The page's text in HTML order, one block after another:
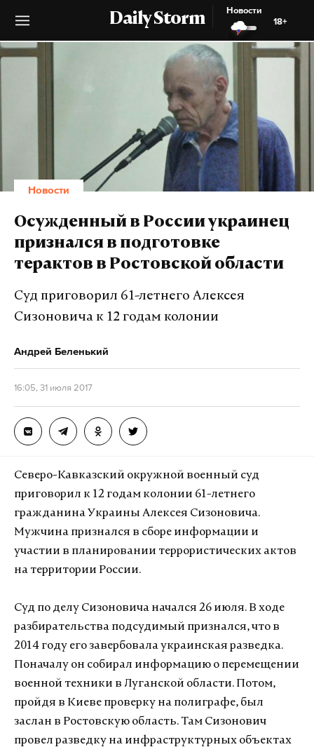
Daily Storm
Новости
18+
Новости
Осужденный в России украинец
признался в подготовке
терактов в Ростовской области
Суд приговорил 61-летнего Алексея
Сизоновича к 12 годам колонии
Андрей Беленький
16:05, 31 июля 2017
Северо-Кавказский окружной военный суд
приговорил к 12 годам колонии 61-летнего
гражданина Украины Алексея Сизоновича.
Мужчина признался в сборе информации и
участии в планировании террористических актов
на территории России.
Суд по делу Сизоновича начался 26 июля. В ходе
разбирательства подсудимый признался, что в
2014 году его завербовала украинская разведка.
Поначалу он собирал информацию о перемещении
военной техники в Луганской области. Потом,
пройдя в Киеве проверку на полиграфе, был
заслан в Ростовскую область. Там Сизонович
провел разведку на инфраструктурных объектах